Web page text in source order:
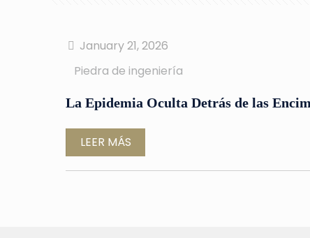
January 21, 2026
Piedra de ingeniería
La Epidemia Oculta Detrás de las
LEER MÁS